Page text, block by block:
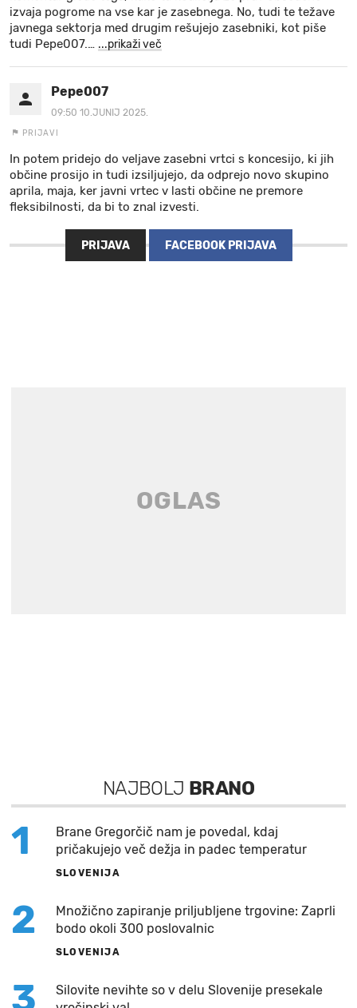
izvaja pogrome na vse kar je zasebnega. No, tudi te težave
javnega sektorja med drugim rešujejo zasebniki, kot piše
tudi Pepe007.… ...prikaži več
Pepe007
09:50 10.JUNIJ 2025.
PRIJAVI
In potem pridejo do veljave zasebni vrtci s koncesijo, ki jih
občine prosijo in tudi izsiljujejo, da odprejo novo skupino
aprila, maja, ker javni vrtec v lasti občine ne premore
fleksibilnosti, da bi to znal izvesti.
PRIJAVA FACEBOOK PRIJAVA
NAJBOLJ BRANO
1
Brane Gregorčič nam je povedal, kdaj
pričakujejo več dežja in padec temperatur
SLOVENIJA
2
Množično zapiranje priljubljene trgovine: Zaprli
bodo okoli 300 poslovalnic
SLOVENIJA
Silovite nevihte so v delu Slovenije presekale